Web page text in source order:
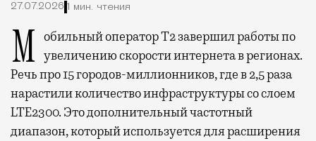
27.07.2026 1 мин. чтения
Мобильный оператор Т2 завершил работы по увеличению скорости интернета в регионах.
Речь про 15 городов-миллионников, где в 2,5 раза
нарастили количество инфраструктуры со слоем
LTE2300. Это дополнительный частотный
диапазон, который используется для расширения